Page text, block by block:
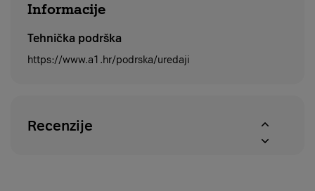
Informacije
Tehnička podrška
https://www.a1.hr/podrska/uredaji
Recenzije